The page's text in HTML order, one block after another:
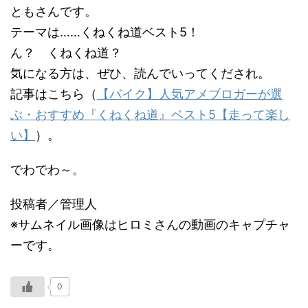
ともさんです。
テーマは……くねくね道ベスト5！
ん？ くねくね道？
気になる方は、ぜひ、読んでいってくだされ。
記事はこちら（
【バイク】人気アメブロガーが選
ぶ・おすすめ『くねくね道』ベスト5【走って楽し
い】
）。
でわでわ～。
投稿者／管理人
※サムネイル画像はヒロミさんの動画のキャプチャ
ーです。
0